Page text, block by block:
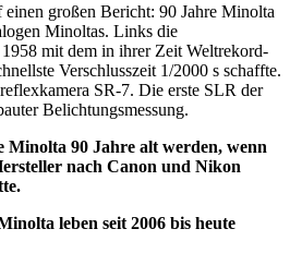
großen Bericht: 90 Jahre Minolta
Minoltas. Links die
mit dem in ihrer Zeit Weltrekord-
Verschlusszeit 1/2000 s schaffte.
SR-7. Die erste SLR der
Belichtungsmessung.
Minolta 90 Jahre alt werden, wenn
nach Canon und Nikon
leben seit 2006 bis heute